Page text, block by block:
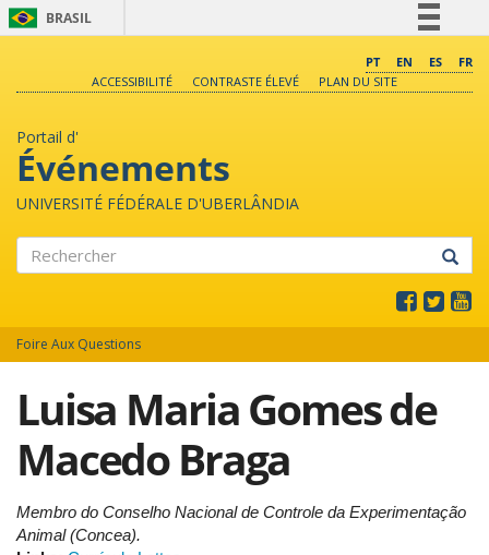
BRASIL
Comunica BR
PT EN ES
FR
ACCESSIBILITÉ
CONTRASTE ÉLEVÉ PLAN DU SITE
Portail d'
Événements
UNIVERSITÉ FÉDÉRALE D'UBERLÂNDIA
Foire Aux Questions
Luisa Maria Gomes de
Macedo Braga
Membro do Conselho Nacional de Controle da Experimentação
Animal (Concea).